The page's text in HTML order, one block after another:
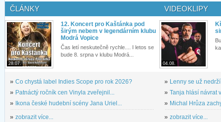
ČLÁNKY
28.07.
12. Koncert pro Kaštánka pod
širým nebem v legendárním klubu
Modrá Vopice
Čas letí neskutečně rychle.... I letos se
bude 8. srpna v klubu Modrá...
» Co chystá label Indies Scope pro rok 2026?
» Patnáctý ročník cen Vinyla zveřejnil...
»
Ikona české hudební scény Jana Uriel...
» zobrazit více...
VIDEOKLIPY
04.08.
» Lenny se už
» Tanja hlásí návrat
» Michal Hrůza
» zobrazit více...